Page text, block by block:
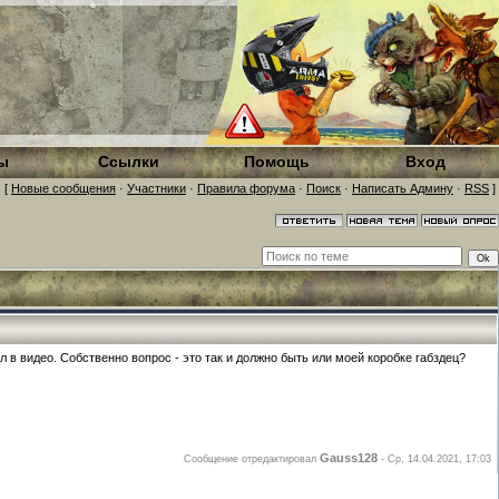
Ссылки Помощь Вход
[ Новые сообщения · Участники · Правила форума · Поиск · Написать Админу · RSS ]
видео. Собственно вопрос - это так и должно быть или моей коробке габздец?
Сообщение отредактировал Gauss128 - Ср, 14.04.2021, 17:03